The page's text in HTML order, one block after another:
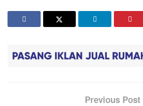
Previous Post